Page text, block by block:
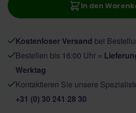
In den
Kostenloser Versand bei
Bestellen bis 16:00 Uhr =
Werktag
Kontaktieren Sie unsere
+31 (0) 30 241 28 30